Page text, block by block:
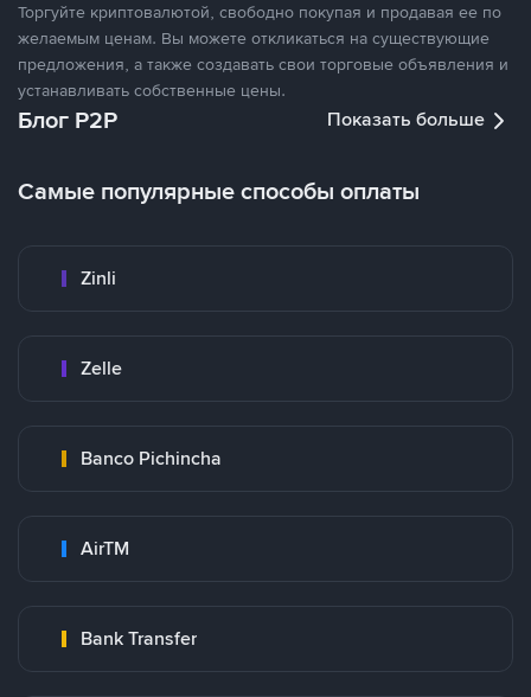
Торгуйте криптовалютой, свободно покупая и продавая ее по
желаемым ценам. Вы можете откликаться на существующие
предложения, а также создавать свои торговые объявления и
устанавливать собственные цены.
Блог P2P Показать больше
Самые популярные способы оплаты
Zinli
Zelle
Banco Pichincha
AirTM
Bank Transfer